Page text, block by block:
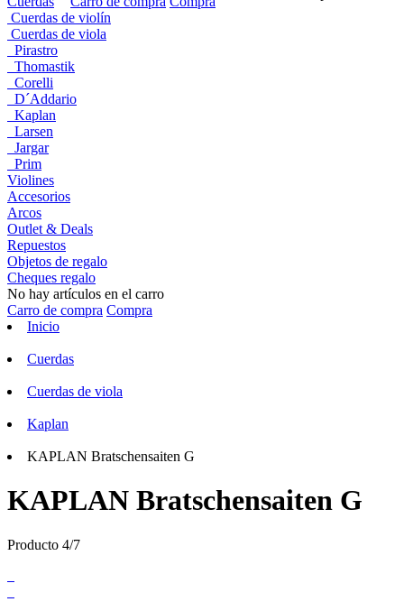
Cuerdas de violín
Cuerdas de viola
Pirastro
Thomastik
Corelli
D´Addario
Kaplan
Larsen
Jargar
Prim
Violines
Accesorios
Arcos
Outlet & Deals
Repuestos
Objetos de regalo
Cheques regalo
No hay artículos en el carro
Carro de compra Compra
Inicio
Cuerdas
Cuerdas de viola
Kaplan
KAPLAN Bratschensaiten G
KAPLAN Bratschensaiten G
Producto 4/7